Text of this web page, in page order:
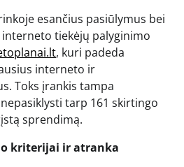
esančius pasiūlymus bei
tiekėjų palyginimo
, kuri padeda
interneto ir
Toks įrankis tampa
tarp 161 skirtingo
sprendimą.
kriterijai ir atranka